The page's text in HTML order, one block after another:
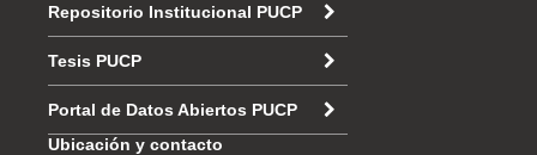
Repositorio Institucional PUCP
Tesis PUCP
Portal de Datos Abiertos PUCP
Ubicación y contacto